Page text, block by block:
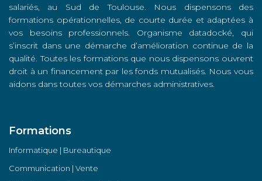
salariés, au Sud de Toulouse. Nous dispensons des
formations opérationnelles, de courte durée et adaptées à
vos besoins professionnels. Organisme datadocké, qui
s’inscrit dans une démarche d’amélioration continue de la
qualité. Toutes les formations que nous dispensons ouvrent
droit à un financement par les fonds mutualisés. Nous vous
aidons dans toutes vos démarches administratives.
Formations
Informatique | Bureautique
Communication | Vente